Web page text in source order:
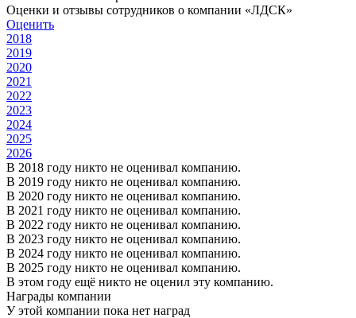
Оценки и отзывы сотрудников о компании «ЛДСК»
Оценить
2018
2019
2020
2021
2022
2023
2024
2025
2026
В 2018 году никто не оценивал компанию.
В 2019 году никто не оценивал компанию.
В 2020 году никто не оценивал компанию.
В 2021 году никто не оценивал компанию.
В 2022 году никто не оценивал компанию.
В 2023 году никто не оценивал компанию.
В 2024 году никто не оценивал компанию.
В 2025 году никто не оценивал компанию.
В этом году ещё никто не оценил эту компанию.
Награды компании
У этой компании пока нет наград